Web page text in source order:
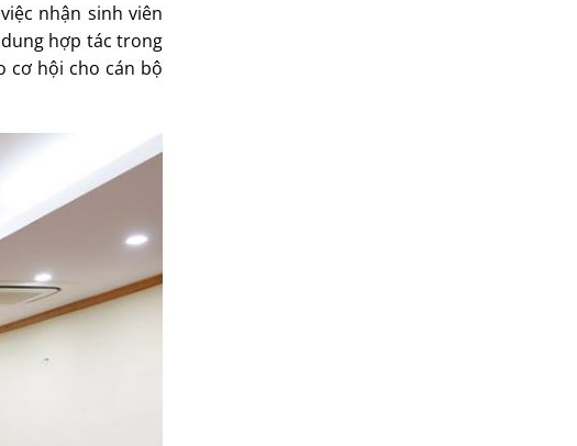
nhận sinh viên
hợp tác trong
cơ hội cho cán bộ